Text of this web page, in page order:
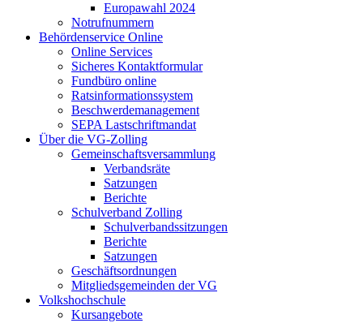
Europawahl 2024
Notrufnummern
Behördenservice Online
Online Services
Sicheres Kontaktformular
Fundbüro online
Ratsinformationssystem
Beschwerdemanagement
SEPA Lastschriftmandat
Über die VG-Zolling
Gemeinschaftsversammlung
Verbandsräte
Satzungen
Berichte
Schulverband Zolling
Schulverbandssitzungen
Berichte
Satzungen
Geschäftsordnungen
Mitgliedsgemeinden der VG
Volkshochschule
Kursangebote